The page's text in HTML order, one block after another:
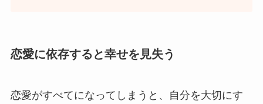
恋愛に依存すると幸せを見失う
恋愛がすべてになってしまうと、自分を大切にす